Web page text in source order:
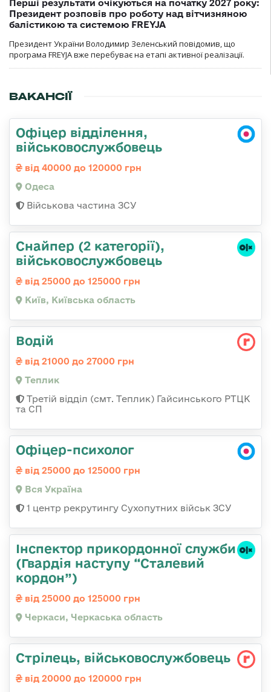
Перші результати очікуються на початку 2027 року:
Президент розповів про роботу над вітчизняною
балістикою та системою FREYJA
Президент України Володимир Зеленський повідомив, що
програма FREYJA вже перебуває на етапі активної реалізації.
ВАКАНСІЇ
Офіцер відділення,
військовослужбовець
від 40000 до 120000 грн
Одеса
Військова частина ЗСУ
Снайпер (2 категорії),
військовослужбовець
від 25000 до 125000 грн
Київ, Київська область
Водій
від 21000 до 27000 грн
Теплик
Третій відділ (смт. Теплик) Гайсинського РТЦК
та СП
Офіцер-психолог
від 25000 до 125000 грн
Вся Україна
1 центр рекрутингу Сухопутних військ ЗСУ
Інспектор прикордонної служби
(Гвардія наступу “Сталевий
кордон”)
від 25000 до 125000 грн
Черкаси, Черкаська область
Стрілець, військовослужбовець
від 20000 до 120000 грн